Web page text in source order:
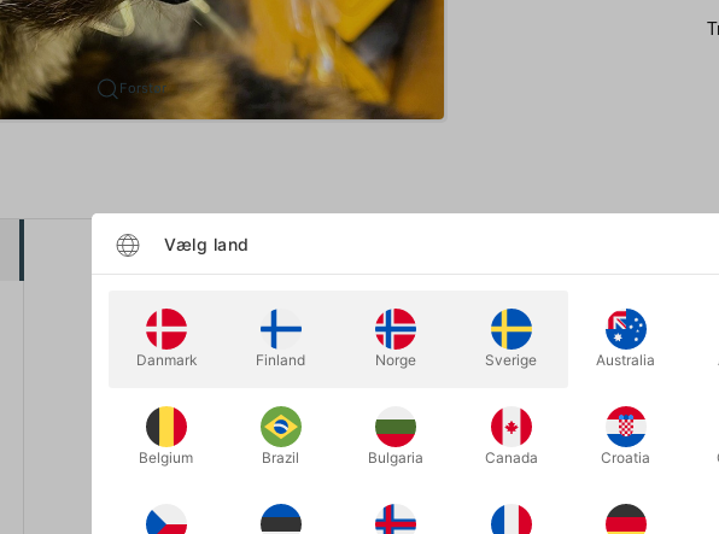
Forstør
Kan du huske "Rocky Raccoon", der blev produceret af Magic Masters i Las
har været på markedet.
Blød og kaninægte pels med indbygget kvalitetsfjeder, så du kan bevæge
Vaskebjørnen spiser af din hånd, kigger mistænksomt på folk den ikke
bedste ven skal gøre. Og det er legende let at lære!
Du modtager det håndlavede dyr sammen med et hæfte, der forklarer
Vælg land
Danmark Finland Norge Sverige Australia
Belgium Brazil Bulgaria Canada Croatia